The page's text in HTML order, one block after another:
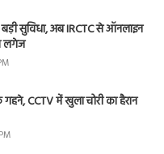
बड़ी सुविधा, अब IRCTC से ऑनलाइन
लगेज
CCTV में खुला चोरी का हैरान